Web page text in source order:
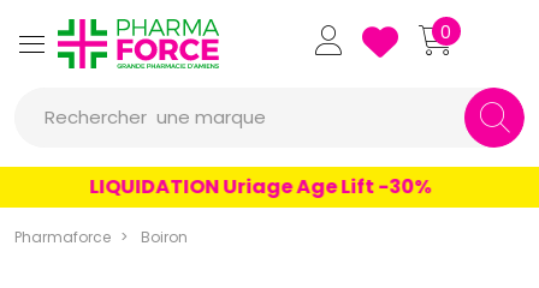
Pharmaforce Grande Pharmacie
0
Rechercher
un produit
une marque
LIQUIDATION Uriage Age Lift -30%
Pharmaforce Boiron